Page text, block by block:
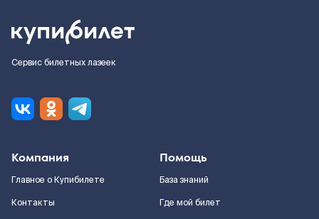
Сервис билетных лазеек
Компания
Главное о Купибилете
Контакты
Помощь
База знаний
Где мой билет